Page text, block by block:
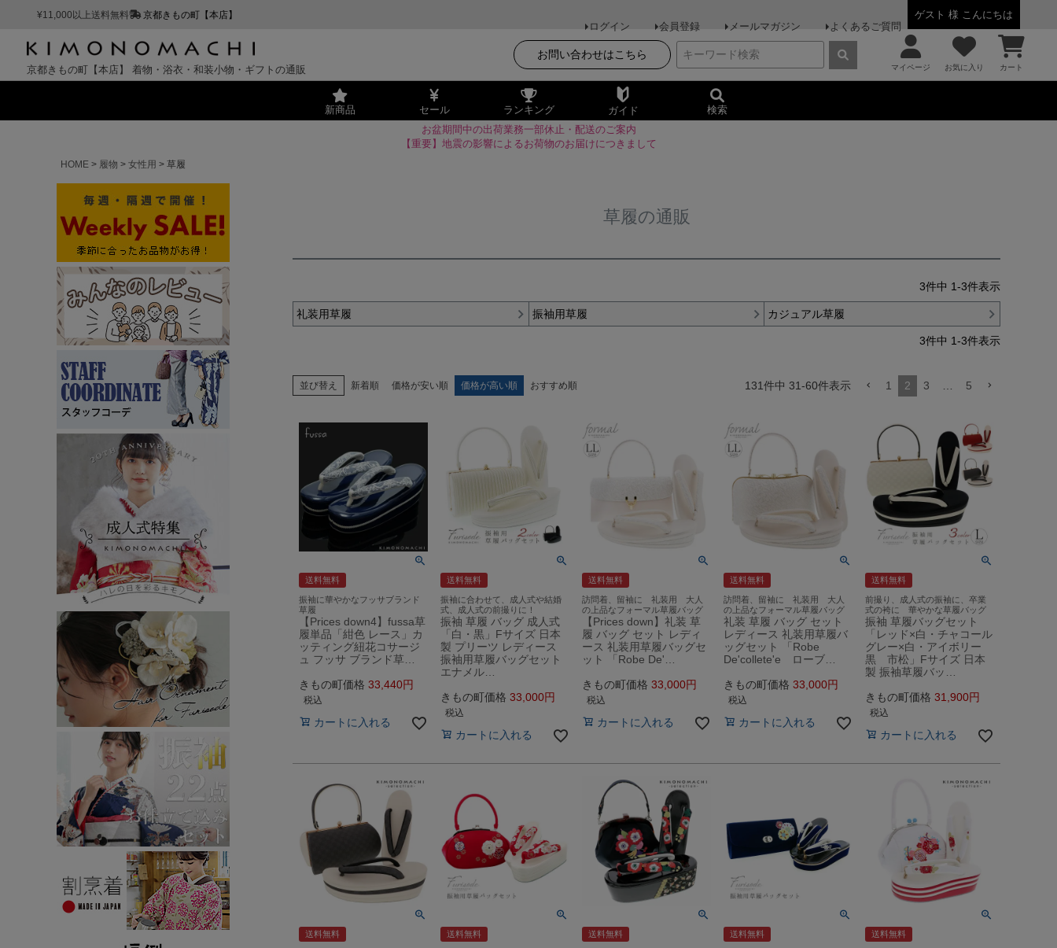
¥11,000以上送料無料 京都きもの町【本店】
ゲスト 様 こんにちは
ログイン
会員登録 メールマガジン よくあるご質問
京都きもの町【本店】 着物・浴衣・和装小物・ギフトの通販
お問い合わせはこちら
マイページ お気に入り カート
新商品 セール ランキング ガイド 検索
お盆期間中の出荷業務一部休止・配送のご案内
【重要】地震の影響によるお荷物のお届けにつきまして
HOME
履物 女性用 草履
草履の通販
3件中 1-3件表示
礼装用草履 振袖用草履 カジュアル草履
3件中 1-3件表示
並び替え 新着順 価格が安い順 価格が高い順 おすすめ順 131件中 31-60件表示 1 2 3 5
送料無料
振袖に華やかなフッサブランド
草履
【Prices down4】fussa草
履単品「紺色 レース」カ
ッティング紐花コサージ
ュ フッサ ブランド草…
きもの町価格 33,440
税込
カートに入れる
送料無料
振袖に合わせて、成人式や結婚
式、成人式の前撮りに！
振袖 草履 バッグ 成人式
「白・黒」Fサイズ 日本
製 プリーツ レディース
振袖用草履バッグセット
エナメル…
きもの町価格 33,000
税込
カートに入れる
送料無料
訪問着、留袖に 礼装用 大人
の上品なフォーマル草履バッグ
【Prices down】礼装 草
履 バッグ セット レディ
ース 礼装用草履バッグセ
ット 「Robe De'…
きもの町価格 33,000
税込
カートに入れる
送料無料
訪問着、留袖に 礼装用 大人
の上品なフォーマル草履バッグ
礼装 草履 バッグ セット
レディース 礼装用草履バ
ッグセット 「Robe
De'collete'e ローブ…
きもの町価格 33,000
税込
カートに入れる
送料無料
前撮り、成人式の振袖に、卒業
式の袴に 華やかな草履バッグ
振袖 草履バッグセット
「レッド×白・チャコール
グレー×白・アイボリー
黒 市松」Fサイズ 日本
製 振袖草履バッ…
きもの町価格 31,900
税込
カートに入れる
送料無料 送料無料 送料無料 送料無料 送料無料